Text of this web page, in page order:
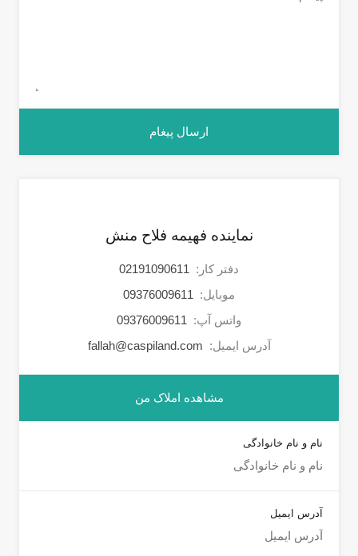
نماینده فهیمه فلاح منش
دفتر کار: 02191090611
موبایل: 09376009611
واتس آپ: 09376009611
آدرس ایمیل: fallah@caspiland.com
مشاهده املاک من
نام و نام خانوادگی
آدرس ایمیل